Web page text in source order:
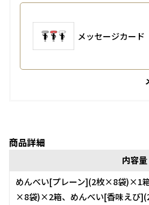
メッセージカード
商品詳細
内容量
めんべい[プレーン](2枚×8袋)×1
×8袋)×2箱、めんべい[香味えび